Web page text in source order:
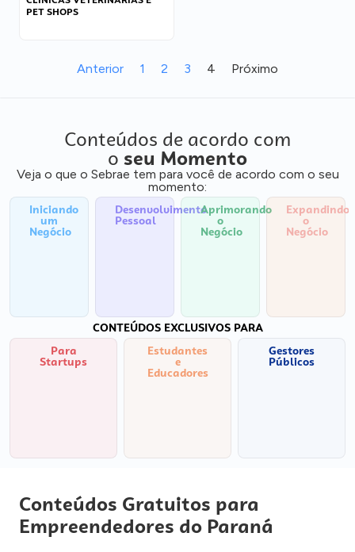
PET SHOPS
Anterior 1 2 3 4 Próximo
Conteúdos de acordo com
o seu Momento
Veja o que o Sebrae tem para você de acordo com o seu
momento:
Iniciando
um
Negócio
Desenvolvimento
Pessoal
Aprimorando
o
Negócio
Expandindo
o
Negócio
CONTEÚDOS EXCLUSIVOS PARA
Para
Startups
Estudantes
e
Educadores
Gestores
Públicos
Conteúdos Gratuitos para
Empreendedores do Paraná